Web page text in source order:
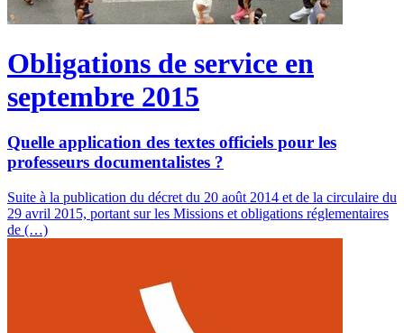
Obligations de service en
septembre 2015
Quelle application des textes officiels pour les
professeurs documentalistes ?
Suite à la publication du décret du 20 août 2014 et de la circulaire du
29 avril 2015, portant sur les Missions et obligations réglementaires
de (…)